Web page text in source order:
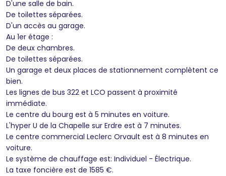
D'une salle de bain.
De toilettes séparées.
D'un accès au garage.
Au 1er étage :
De deux chambres.
De toilettes séparées.
Un garage et deux places de stationnement complètent ce
bien.
Les lignes de bus 322 et LCO passent à proximité
immédiate.
Le centre du bourg est à 5 minutes en voiture.
L'hyper U de la Chapelle sur Erdre est à 7 minutes.
Le centre commercial Leclerc Orvault est à 8 minutes en
voiture.
Le système de chauffage est: Individuel - Électrique.
La taxe foncière est de 1585 €.